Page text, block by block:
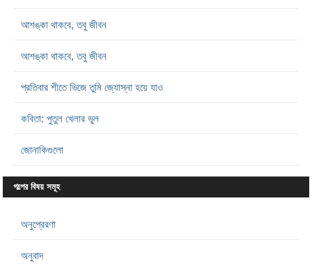
আশঙ্কা থাকবে, তবু জীবন
আশঙ্কা থাকবে, তবু জীবন
প্রতিবার শীতে ভিজে তুমি জ্যোস্না হয়ে যাও
কবিতা: পুতুল খেলার ভুল
জোনাকিগুলো
গল্পের বিষয় সমূহ
অনুপ্রেরণা
অনুবাদ